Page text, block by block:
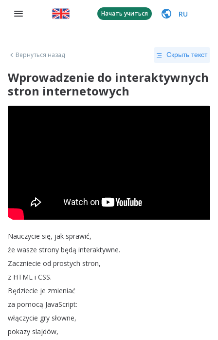
Начать учиться RU
Вернуться назад Скрыть текст
Wprowadzenie do interaktywnych
stron internetowych
Nauczycie się, jak sprawić,
że wasze strony będą interaktywne.
Zaczniecie od prostych stron,
z HTML i CSS.
Będziecie je zmieniać
za pomocą JavaScript:
włączycie gry słowne,
pokazy slajdów,